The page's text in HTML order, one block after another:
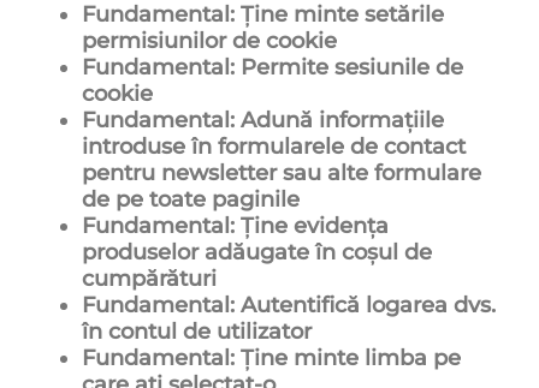
Fundamental: Ține minte setările
permisiunilor de cookie
Fundamental: Permite sesiunile de
cookie
Fundamental: Adună informațiile
introduse în formularele de contact
pentru newsletter sau alte formulare
de pe toate paginile
Fundamental: Ține evidența
produselor adăugate în coșul de
cumpărături
Fundamental: Autentifică logarea dvs.
în contul de utilizator
Fundamental: Ține minte limba pe